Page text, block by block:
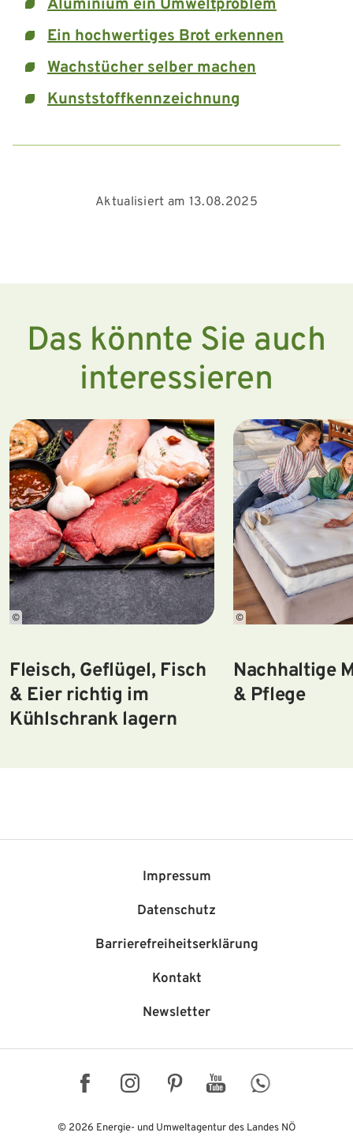
Aluminium ein Umweltproblem
Ein hochwertiges Brot erkennen
Wachstücher selber machen
Kunststoffkennzeichnung
Aktualisiert am 13.08.2025
Das könnte Sie auch
interessieren
©
Fleisch, Geflügel, Fisch
& Eier richtig im
Kühlschrank lagern
©
Nachhaltige
& Pflege
Impressum
Datenschutz
Barriere­freiheits­erklärung
Kontakt
Newsletter
FacebookInstagramPinterestYouTubeWhatsApp
© 2026 Energie- und Umweltagentur des Landes NÖ